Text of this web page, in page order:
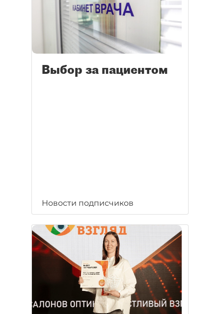
Выбор за пациентом
Новости подписчиков